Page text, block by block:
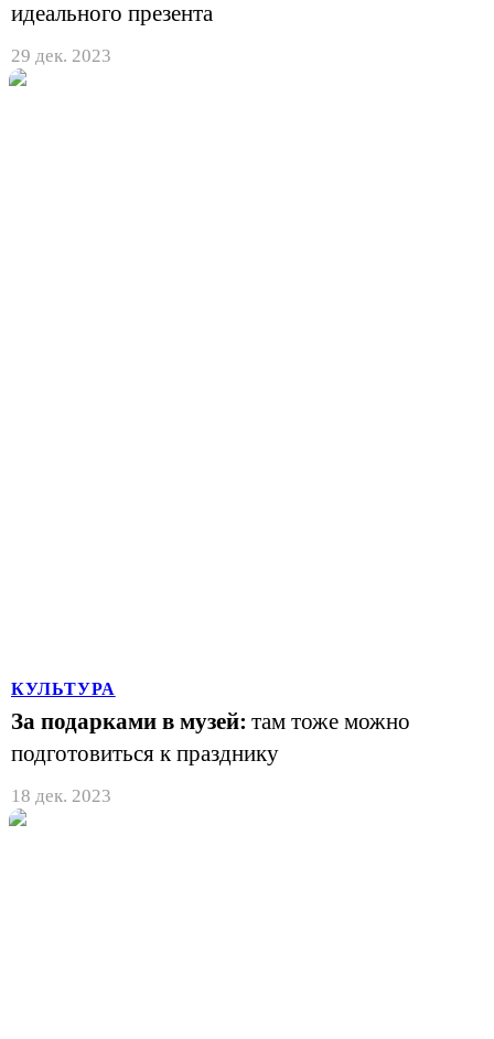
идеального презента
29 дек. 2023
КУЛЬТУРА
За подарками в музей: там тоже можно
подготовиться к празднику
18 дек. 2023